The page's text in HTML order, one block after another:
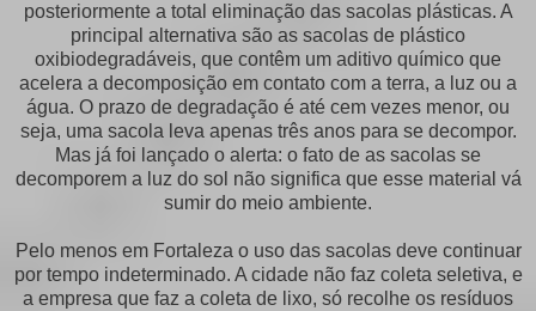
posteriormente a total eliminação das sacolas plásticas. A
principal alternativa são as sacolas de plástico
oxibiodegradáveis, que contêm um aditivo químico que
acelera a decomposição em contato com a terra, a luz ou a
água. O prazo de degradação é até cem vezes menor, ou
seja, uma sacola leva apenas três anos para se decompor.
Mas já foi lançado o alerta: o fato de as sacolas se
decomporem a luz do sol não significa que esse material vá
sumir do meio ambiente.
Pelo menos em Fortaleza o uso das sacolas deve continuar
por tempo indeterminado. A cidade não faz coleta seletiva, e
a empresa que faz a coleta de lixo, só recolhe os resíduos